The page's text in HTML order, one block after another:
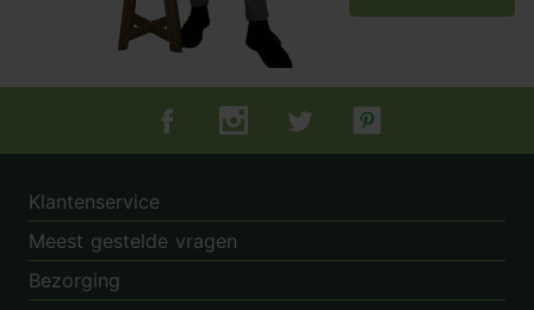
Tuincentrum.nl op Facebook
Tuincentrum.nl op Instagram
Tuincentrum.nl op Twitter
Tuincentrum.nl op
Klantenservice
Meest gestelde vragen
Bezorging